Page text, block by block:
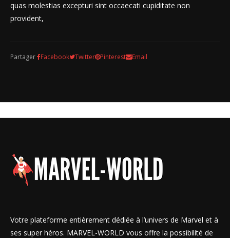
quas molestias excepturi sint occaecati cupiditate non
provident,
Partager Facebook Twitter Pinterest Email
Votre plateforme entièrement dédiée à l’univers de Marvel et à
ses super héros. MARVEL-WORLD vous offre la possibilité de